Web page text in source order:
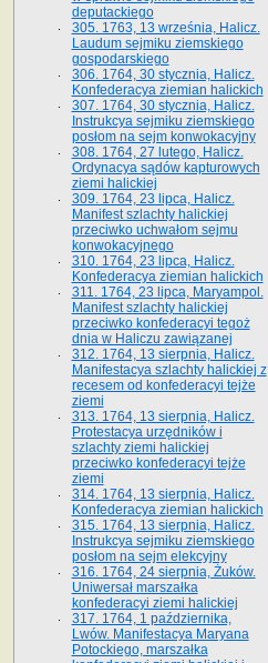
deputackiego
305. 1763, 13 września, Halicz.
Laudum sejmiku ziemskiego
gospodarskiego
306. 1764, 30 stycznia, Halicz.
Konfederacya ziemian halickich
307. 1764, 30 stycznia, Halicz.
Instrukcya sejmiku ziemskiego
posłom na sejm konwokacyjny
308. 1764, 27 lutego, Halicz.
Ordynacya sądów kapturowych
ziemi halickiej
309. 1764, 23 lipca, Halicz.
Manifest szlachty halickiej
przeciwko uchwałom sejmu
konwokacyjnego
310. 1764, 23 lipca, Halicz.
Konfederacya ziemian halickich
311. 1764, 23 lipca, Maryampol.
Manifest szlachty halickiej
przeciwko konfederacyi tegoż
dnia w Haliczu zawiązanej
312. 1764, 13 sierpnia, Halicz.
Manifestacya szlachty halickiej z
recesem od konfederacyi tejże
ziemi
313. 1764, 13 sierpnia, Halicz.
Protestacya urzędników i
szlachty ziemi halickiej
przeciwko konfederacyi tejże
ziemi
314. 1764, 13 sierpnia, Halicz.
Konfederacya ziemian halickich
315. 1764, 13 sierpnia, Halicz.
Instrukcya sejmiku ziemskiego
posłom na sejm elekcyjny
316. 1764, 24 sierpnia, Żuków.
Uniwersał marszałka
konfederacyi ziemi halickiej
317. 1764, 1 października,
Lwów. Manifestacya Maryana
Potockiego, marszałka